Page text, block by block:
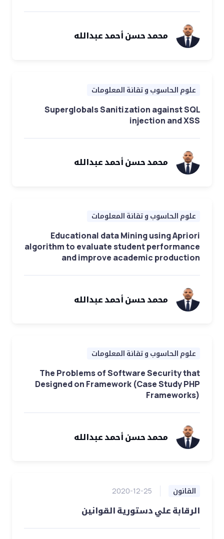
محمد حسن أحمد عبدالله
علوم الحاسوب و تقانة المعلومات
Superglobals Sanitization against SQL
injection and XSS
محمد حسن أحمد عبدالله
علوم الحاسوب و تقانة المعلومات
Educational data Mining using Apriori
algorithm to evaluate student performance
and improve academic production
محمد حسن أحمد عبدالله
علوم الحاسوب و تقانة المعلومات
The Problems of Software Security that
Designed on Framework (Case Study PHP
Frameworks)
محمد حسن أحمد عبدالله
القانون 2020-12-25
الرقابة علي دستورية القوانين